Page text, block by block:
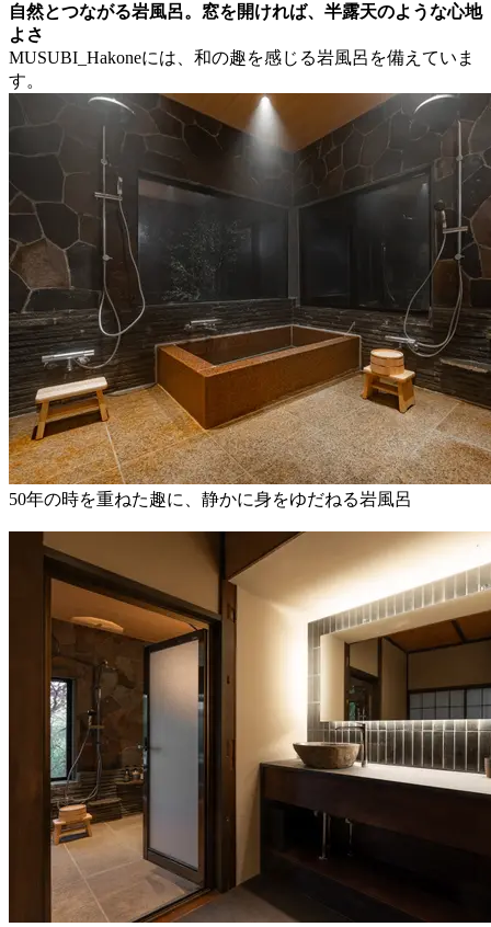
自然とつながる岩風呂。窓を開ければ、半露天のような心地
よさ
MUSUBI_Hakoneには、和の趣を感じる岩風呂を備えていま
す。
50年の時を重ねた趣に、静かに身をゆだねる岩風呂